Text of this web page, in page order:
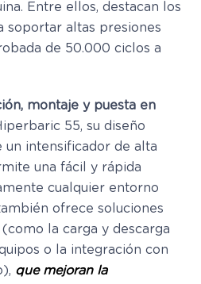
Entre ellos, destacan los
soportar altas presiones
de 50.000 ciclos a
montaje y puesta en
55, su diseño
un intensificador de alta
una fácil y rápida
cualquier entorno
ofrece soluciones
la carga y descarga
o la integración con
que mejoran la